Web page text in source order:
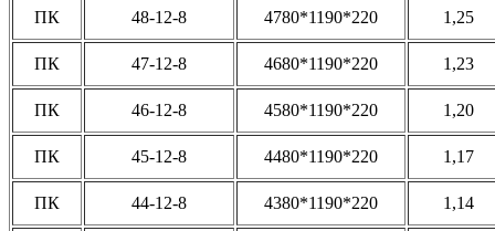
ПК 48-12-8 4780*1190*220 1,25
ПК 47-12-8 4680*1190*220 1,23
ПК 46-12-8 4580*1190*220 1,20
ПК 45-12-8 4480*1190*220 1,17
ПК 44-12-8 4380*1190*220 1,14